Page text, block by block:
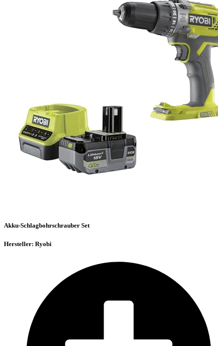
Akku-Schlagbohrschrauber Set
Hersteller: Ryobi